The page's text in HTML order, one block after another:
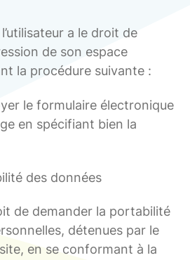
a le droit de
de son espace
la procédure suivante :
le formulaire électronique
en spécifiant bien la
des données
de demander la portabilité
détenues par le
en se conformant à la